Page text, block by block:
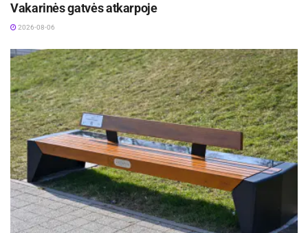
Vakarinės gatvės atkarpoje
2026-08-06